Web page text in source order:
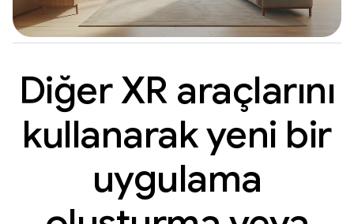
Diğer XR araçlarını
kullanarak yeni bir
uygulama